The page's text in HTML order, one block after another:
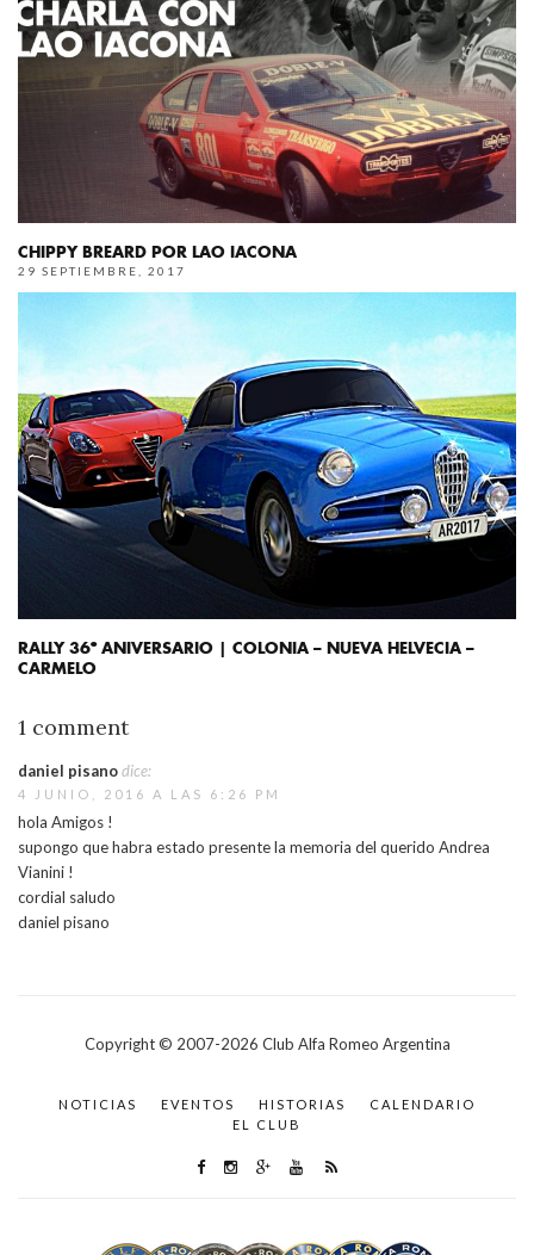
CHIPPY BREARD POR LAO IACONA
29 SEPTIEMBRE, 2017
RALLY 36º ANIVERSARIO | COLONIA – NUEVA HELVECIA –
CARMELO
1 comment
daniel pisanodice:
4 JUNIO, 2016 A LAS 6:26 PM
hola Amigos !
supongo que habra estado presente la memoria del querido Andrea
Vianini !
cordial saludo
daniel pisano
Copyright © 2007-2026 Club Alfa Romeo Argentina
NOTICIAS EVENTOS HISTORIAS
CALENDARIO
EL CLUB